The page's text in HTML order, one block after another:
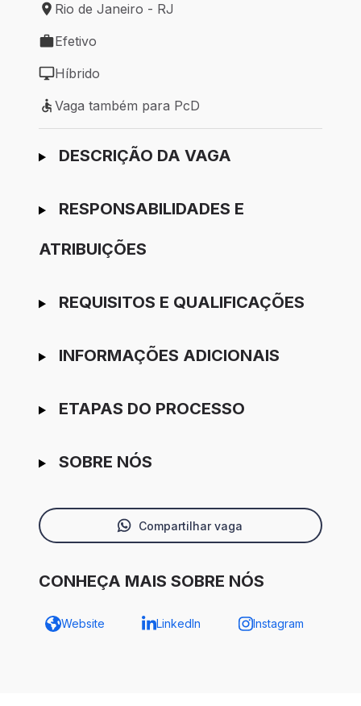
Local de trabalho: Rio de Janeiro - RJ
Rio de Janeiro - RJ
Tipo de vaga: Efetivo
Efetivo
Modelo de trabalho: Híbrido
Híbrido
Vaga também para PcD
Vaga também para PcD
Ir para candidatura
DESCRIÇÃO DA VAGA
RESPONSABILIDADES E
ATRIBUIÇÕES
REQUISITOS E QUALIFICAÇÕES
INFORMAÇÕES ADICIONAIS
ETAPAS DO PROCESSO
SOBRE NÓS
Compartilhar vaga
CONHEÇA MAIS SOBRE NÓS
Website LinkedIn Instagram